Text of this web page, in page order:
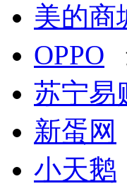
美的商
OPPO
苏宁易
新蛋网
小天鹅